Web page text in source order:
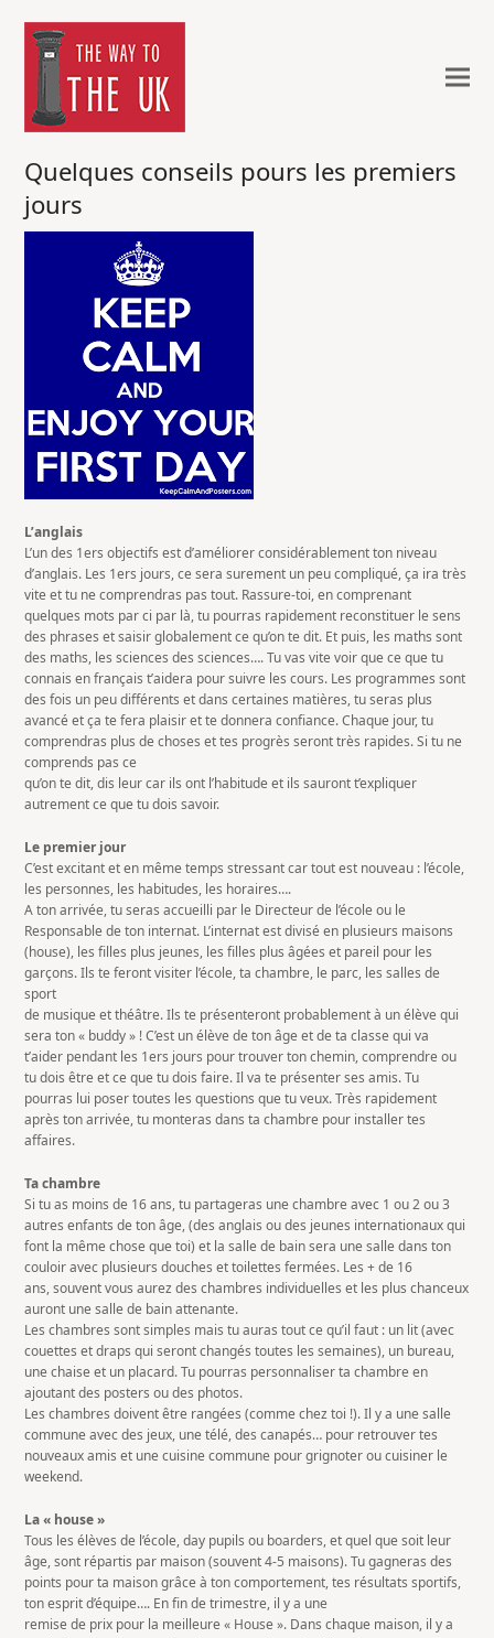
Quelques conseils pours les premiers
jours
L’anglais
L’un des 1ers objectifs est d’améliorer considérablement ton niveau
d’anglais. Les 1ers jours, ce sera surement un peu compliqué, ça ira très
vite et tu ne comprendras pas tout. Rassure-toi, en comprenant
quelques mots par ci par là, tu pourras rapidement reconstituer le sens
des phrases et saisir globalement ce qu’on te dit. Et puis, les maths sont
des maths, les sciences des sciences…. Tu vas vite voir que ce que tu
connais en français t’aidera pour suivre les cours. Les programmes sont
des fois un peu différents et dans certaines matières, tu seras plus
avancé et ça te fera plaisir et te donnera confiance. Chaque jour, tu
comprendras plus de choses et tes progrès seront très rapides. Si tu ne
comprends pas ce
qu’on te dit, dis leur car ils ont l’habitude et ils sauront t’expliquer
autrement ce que tu dois savoir.
Le premier jour
C’est excitant et en même temps stressant car tout est nouveau : l’école,
les personnes, les habitudes, les horaires….
A ton arrivée, tu seras accueilli par le Directeur de l’école ou le
Responsable de ton internat. L’internat est divisé en plusieurs maisons
(house), les filles plus jeunes, les filles plus âgées et pareil pour les
garçons. Ils te feront visiter l’école, ta chambre, le parc, les salles de
sport
de musique et théâtre. Ils te présenteront probablement à un élève qui
sera ton « buddy » ! C’est un élève de ton âge et de ta classe qui va
t’aider pendant les 1ers jours pour trouver ton chemin, comprendre ou
tu dois être et ce que tu dois faire. Il va te présenter ses amis. Tu
pourras lui poser toutes les questions que tu veux. Très rapidement
après ton arrivée, tu monteras dans ta chambre pour installer tes
affaires.
Ta chambre
Si tu as moins de 16 ans, tu partageras une chambre avec 1 ou 2 ou 3
autres enfants de ton âge, (des anglais ou des jeunes internationaux qui
font la même chose que toi) et la salle de bain sera une salle dans ton
couloir avec plusieurs douches et toilettes fermées. Les + de 16
ans, souvent vous aurez des chambres individuelles et les plus chanceux
auront une salle de bain attenante.
Les chambres sont simples mais tu auras tout ce qu’il faut : un lit (avec
couettes et draps qui seront changés toutes les semaines), un bureau,
une chaise et un placard. Tu pourras personnaliser ta chambre en
ajoutant des posters ou des photos.
Les chambres doivent être rangées (comme chez toi !). Il y a une salle
commune avec des jeux, une télé, des canapés… pour retrouver tes
nouveaux amis et une cuisine commune pour grignoter ou cuisiner le
weekend.
La « house »
Tous les élèves de l’école, day pupils ou boarders, et quel que soit leur
âge, sont répartis par maison (souvent 4-5 maisons). Tu gagneras des
points pour ta maison grâce à ton comportement, tes résultats sportifs,
ton esprit d’équipe…. En fin de trimestre, il y a une
remise de prix pour la meilleure « House ». Dans chaque maison, il y a